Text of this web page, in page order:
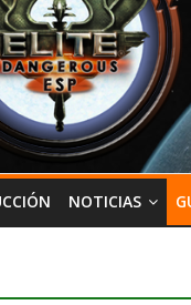
NOTICIAS